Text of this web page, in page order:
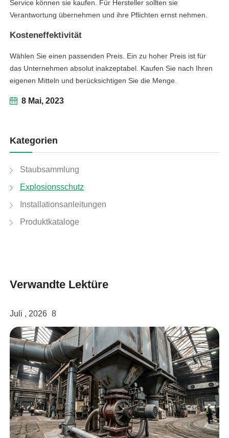
8 Mai, 2023
Kategorien
Staubsammlung
Explosionsschutz
Installationsanleitungen
Produktkataloge
Service können sie kaufen. Für Hersteller sollten sie
Verantwortung übernehmen und ihre Pflichten ernst nehmen.
Kosteneffektivität
Wählen Sie einen passenden Preis. Ein zu hoher Preis ist für
das Unternehmen absolut inakzeptabel. Kaufen Sie nach Ihren
eigenen Mitteln und berücksichtigen Sie die Menge.
Verwandte Lektüre
Juli , 2026 8